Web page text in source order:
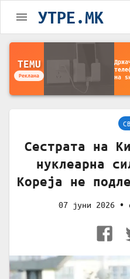
УТРЕ.MK
TEMU
Реклама
на
за
Сестрата на
нуклеарна
Кореја не
07 јуни 2026 •